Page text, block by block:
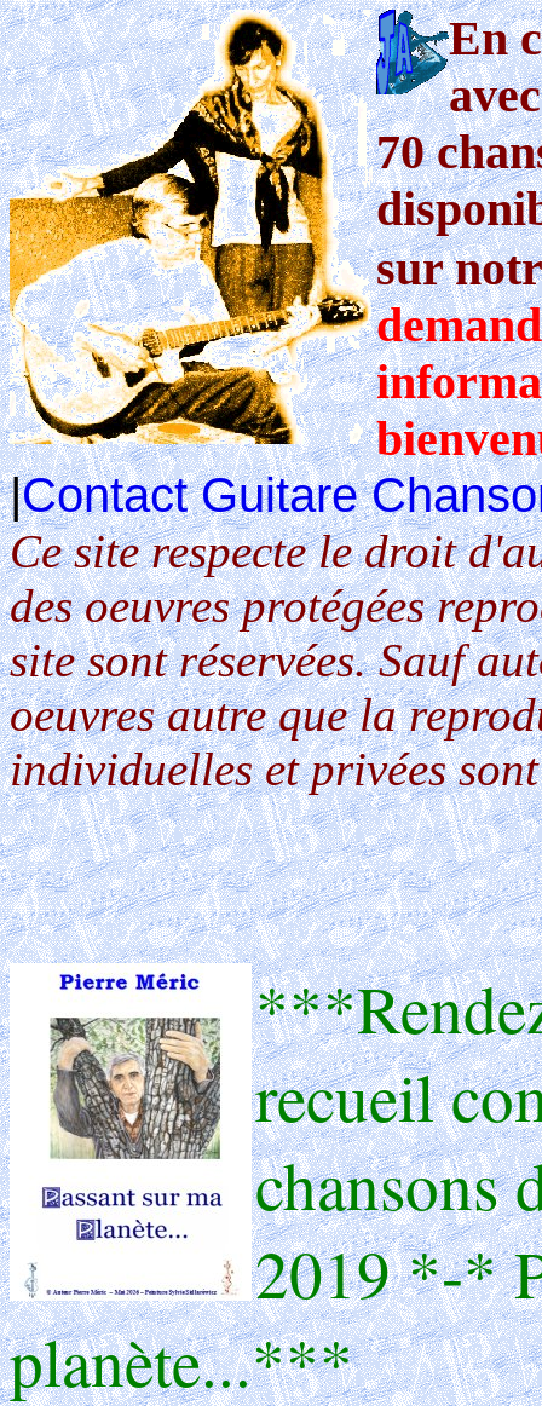
En
70
sur
|Contact Guitare
Ce site respecte le droit
des oeuvres protégées
site sont réservées. Sauf
oeuvres autre que la
individuelles et privées
recueil
chansons
2019 *-*
planète...***